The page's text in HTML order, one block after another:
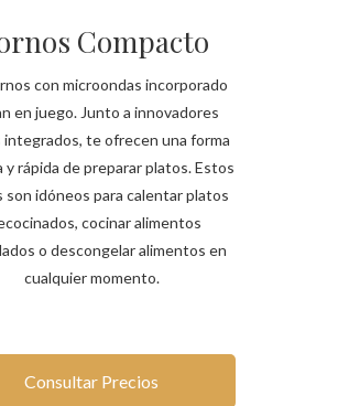
Compacto
con microondas incorporado
en juego. Junto a innovadores
integrados, te ofrecen una forma
y rápida de preparar platos. Estos
son idóneos para calentar platos
cocinar alimentos
o descongelar alimentos en
cualquier momento.
Consultar Precios